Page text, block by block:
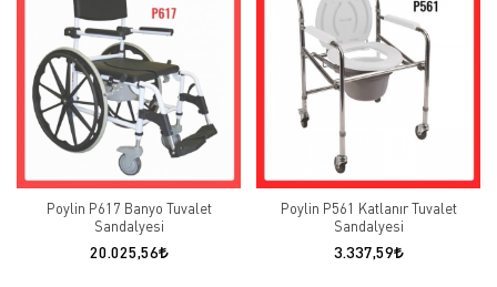
Poylin P617 Banyo Tuvalet
Sandalyesi
20.025,56
Poylin P561 Katlanır Tuvalet
Sandalyesi
3.337,59